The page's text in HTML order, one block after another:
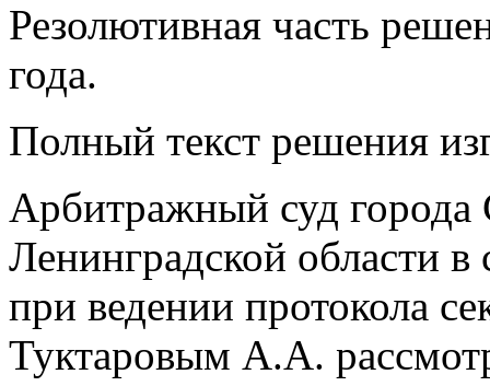
Резолютивная часть
года.
Полный текст решения
Арбитражный суд города
Ленинградской области
при ведении протокола
Туктаровым А.А.